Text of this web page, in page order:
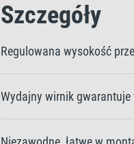
Szczegóły
Regulowana wysokość
Wydajny wirnik gwarantuje